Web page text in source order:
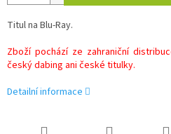
Titul na Blu-Ray.
Zboží pochází ze zahraniční
český dabing ani české titulky.
Detailní informace